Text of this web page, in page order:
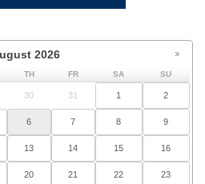
2026
TH FR SA SU
30 31 1 2
6 7 8 9
13 14 15 16
20 21 22 23